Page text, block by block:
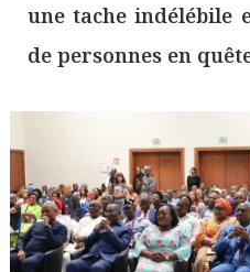
une tache indélébile
de personnes en